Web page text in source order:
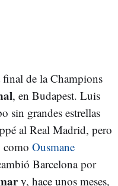
de la Champions
, en Budapest. Luis
sin grandes estrellas
al Real Madrid, pero
como Ousmane
Barcelona por
y, hace unos meses,